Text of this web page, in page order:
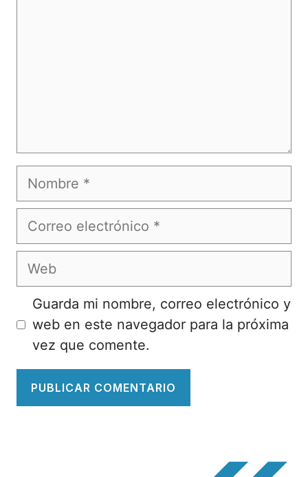
Nombre
Correo
Web
Guarda mi nombre, correo electrónico y
web en este navegador para la próxima
vez que comente.